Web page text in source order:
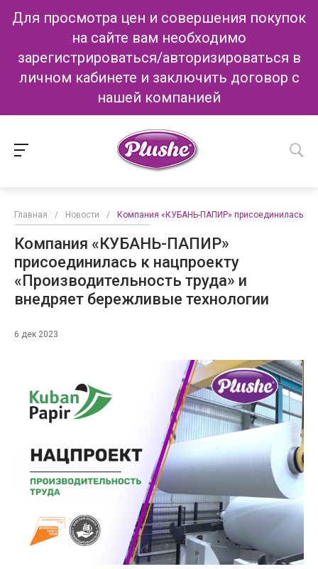
Для просмотра цен и совершения покупок
на сайте вам необходимо
зарегистрироваться/авторизироваться в
личном кабинете и заключить договор с
нашей компанией
Главная / Новости / Компания «КУБАНЬ-ПАПИР» присоединилась к
Компания «КУБАНЬ-ПАПИР»
присоединилась к нацпроекту
«Производительность труда» и
внедряет бережливые технологии
6 дек 2023